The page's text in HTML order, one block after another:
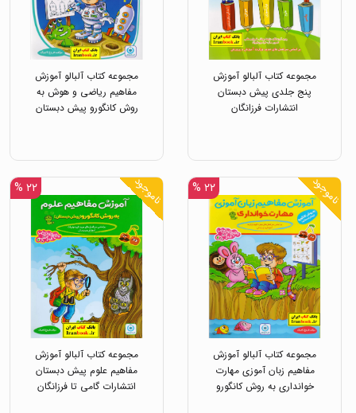
مجموعه کتاب آلبالو آموزش
پنج جلدی پیش دبستان
انتشارات فرزانگان
مجموعه کتاب آلبالو آموزش
مفاهیم ریاضی و هوش به
روش کانگورو پیش دبستان
ناموجود ۲۲ %
مجموعه کتاب آلبالو آموزش
مفاهیم زبان آموزی مهارت
خوانداری به روش کانگورو
ناموجود ۲۲ %
مجموعه کتاب آلبالو آموزش
مفاهیم علوم پیش دبستان
انتشارات گامی تا فرزانگان